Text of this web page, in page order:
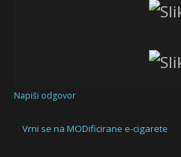
Napiši odgovor
Vrni se na MODificirane e-cigarete